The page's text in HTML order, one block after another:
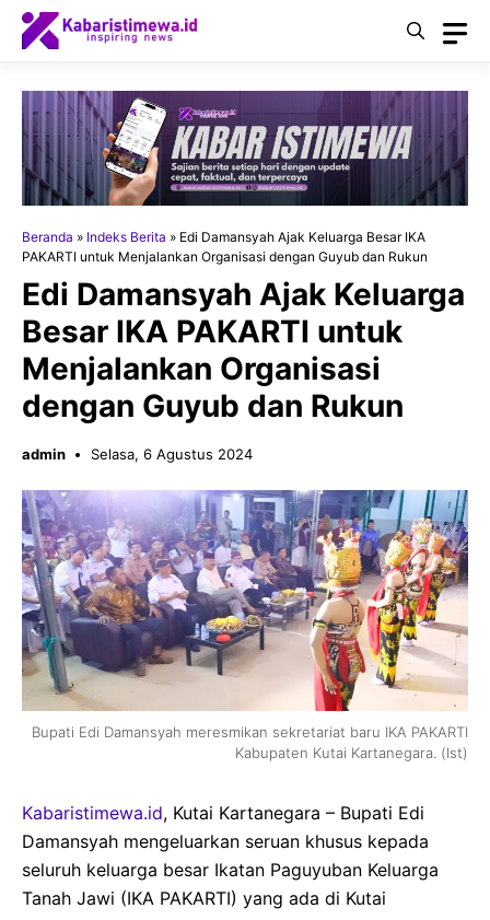
Langsung
Beranda » Indeks Berita » Edi Damansyah Ajak Keluarga Besar IKA
PAKARTI untuk Menjalankan Organisasi dengan Guyub dan Rukun
Edi Damansyah Ajak Keluarga
Besar IKA PAKARTI untuk
Menjalankan Organisasi
dengan Guyub dan Rukun
admin Selasa, 6 Agustus 2024
Bupati Edi Damansyah meresmikan sekretariat baru IKA PAKARTI
Kabupaten Kutai Kartanegara. (Ist)
Kabaristimewa.id, Kutai Kartanegara – Bupati Edi
Damansyah mengeluarkan seruan khusus kepada
seluruh keluarga besar Ikatan Paguyuban Keluarga
Tanah Jawi (IKA PAKARTI) yang ada di Kutai